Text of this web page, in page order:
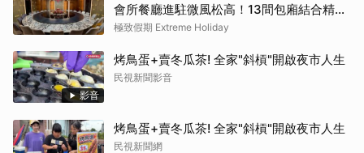
會所餐廳進駐微風松高！13間包廂結合精緻
粵菜與社交娛樂
極致假期 Extreme Holiday
影音
烤鳥蛋+賣冬瓜茶! 全家"斜槓"開啟夜市人生
民視新聞影音
烤鳥蛋+賣冬瓜茶! 全家"斜槓"開啟夜市人生
民視新聞網